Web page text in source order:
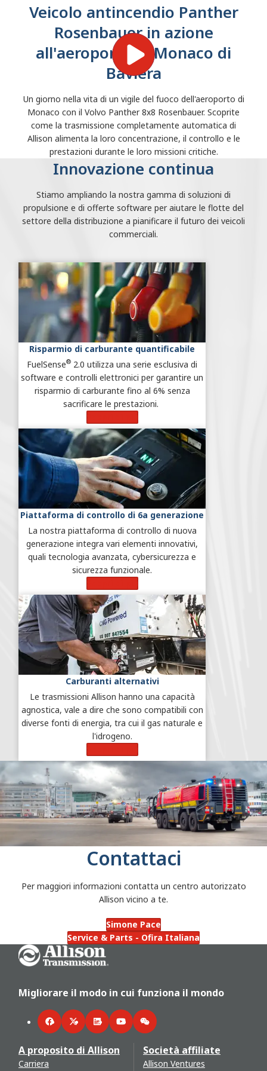
Veicolo antincendio Panther
Rosenbauer in azione
all'aeroporto di Monaco di
Baviera
Un giorno nella vita di un vigile del fuoco dell'aeroporto di
Monaco con il Volvo Panther 8x8 Rosenbauer. Scoprite
come la trasmissione completamente automatica di
Allison alimenta la loro concentrazione, il controllo e le
prestazioni durante le loro missioni critiche.
Innovazione continua
Stiamo ampliando la nostra gamma di soluzioni di
propulsione e di offerte software per aiutare le flotte del
settore della distribuzione a pianificare il futuro dei veicoli
commerciali.
Risparmio di carburante quantificabile
FuelSense® 2.0 utilizza una serie esclusiva di
software e controlli elettronici per garantire un
risparmio di carburante fino al 6% senza
sacrificare le prestazioni.
Piattaforma di controllo di 6a generazione
La nostra piattaforma di controllo di nuova
generazione integra vari elementi innovativi,
quali tecnologia avanzata, cybersicurezza e
sicurezza funzionale.
Carburanti alternativi
Le trasmissioni Allison hanno una capacità
agnostica, vale a dire che sono compatibili con
diverse fonti di energia, tra cui il gas naturale e
l'idrogeno.
Contattaci
Per maggiori informazioni contatta un centro autorizzato
Allison vicino a te.
Simone Pace
Service & Parts - Ofira Italiana
Go Home
Migliorare il modo in cui funziona il mondo
FacebookTwitterLinkedInYouTubeWeChat
A proposito di Allison
Carriera
Società affiliate
Allison Ventures